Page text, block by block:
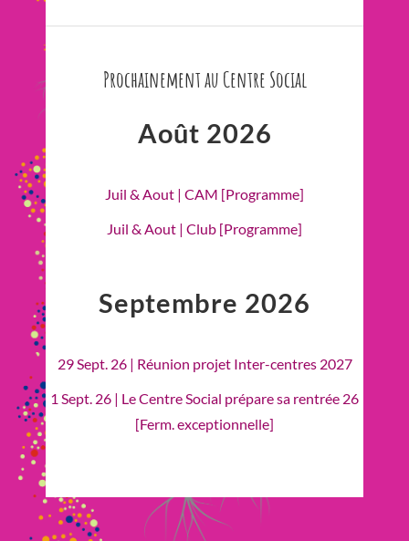
Prochainement au Centre Social
Août 2026
Juil & Aout | CAM [Programme]
Juil & Aout | Club [Programme]
Septembre 2026
29 Sept. 26 | Réunion projet Inter-centres 2027
1 Sept. 26 | Le Centre Social prépare sa rentrée 26
[Ferm. exceptionnelle]